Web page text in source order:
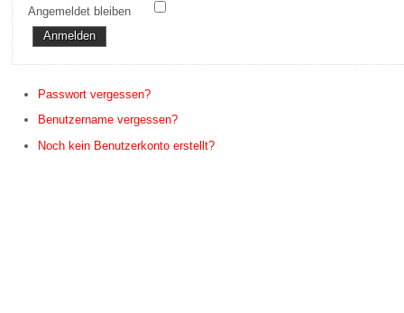
Angemeldet bleiben
Anmelden
Passwort vergessen?
Benutzername vergessen?
Noch kein Benutzerkonto erstellt?